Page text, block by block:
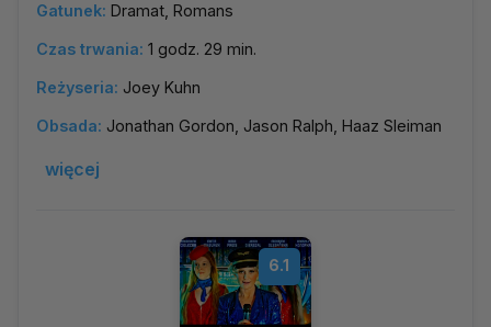
Gatunek: Dramat, Romans
Czas trwania: 1 godz. 29 min.
Reżyseria: Joey Kuhn
Obsada: Jonathan Gordon, Jason Ralph, Haaz Sleiman
więcej
6.1